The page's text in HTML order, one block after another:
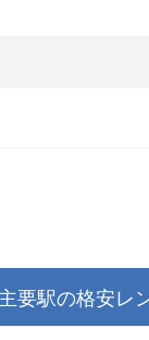
要駅の格安レ